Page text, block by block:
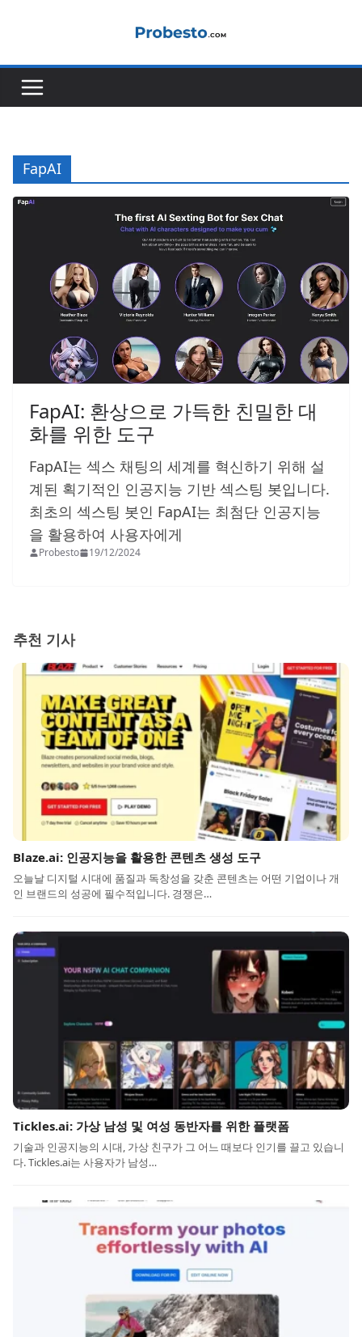
FapAI
FapAI: 환상으로 가득한 친밀한 대
화를 위한 도구
FapAI는 섹스 채팅의 세계를 혁신하기 위해 설
계된 획기적인 인공지능 기반 섹스팅 봇입니다.
최초의 섹스팅 봇인 FapAI는 최첨단 인공지능
을 활용하여 사용자에게
Probesto 19/12/2024
추천 기사
Blaze.ai: 인공지능을 활용한 콘텐츠 생성 도구
오늘날 디지털 시대에 품질과 독창성을 갖춘 콘텐츠는 어떤 기업이나 개
인 브랜드의 성공에 필수적입니다. 경쟁은…
Tickles.ai: 가상 남성 및 여성 동반자를 위한 플랫폼
기술과 인공지능의 시대, 가상 친구가 그 어느 때보다 인기를 끌고 있습니
다. Tickles.ai는 사용자가 남성…